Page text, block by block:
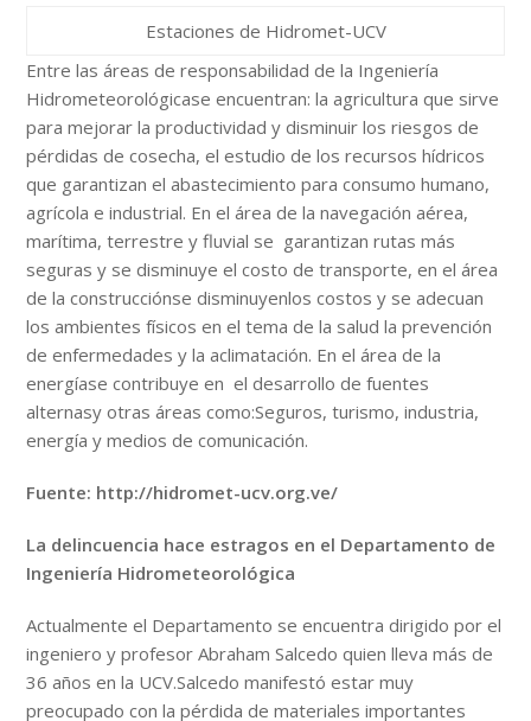
Estaciones de Hidromet-UCV
Entre las áreas de responsabilidad de la Ingeniería
Hidrometeorológicase encuentran: la agricultura que sirve
para mejorar la productividad y disminuir los riesgos de
pérdidas de cosecha, el estudio de los recursos hídricos
que garantizan el abastecimiento para consumo humano,
agrícola e industrial. En el área de la navegación aérea,
marítima, terrestre y fluvial se garantizan rutas más
seguras y se disminuye el costo de transporte, en el área
de la construcciónse disminuyenlos costos y se adecuan
los ambientes físicos en el tema de la salud la prevención
de enfermedades y la aclimatación. En el área de la
energíase contribuye en el desarrollo de fuentes
alternasy otras áreas como:Seguros, turismo, industria,
energía y medios de comunicación.
Fuente: http://hidromet-ucv.org.ve/
La delincuencia hace estragos en el Departamento de
Ingeniería Hidrometeorológica
Actualmente el Departamento se encuentra dirigido por el
ingeniero y profesor Abraham Salcedo quien lleva más de
36 años en la UCV.Salcedo manifestó estar muy
preocupado con la pérdida de materiales importantes